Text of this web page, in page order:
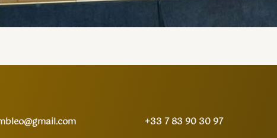
+33 7 83 90 30 97